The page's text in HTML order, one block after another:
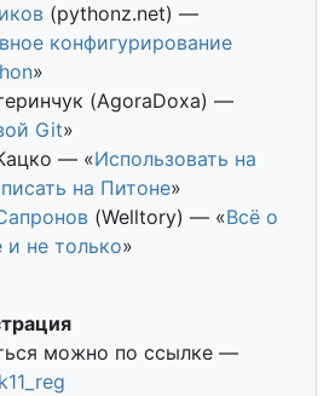
(pythonz.net) —
конфигурирование
»
(AgoraDoxa) —
Git»
— «Использовать на
на Питоне»
(Welltory) — «Всё о
не только»
можно по ссылке —